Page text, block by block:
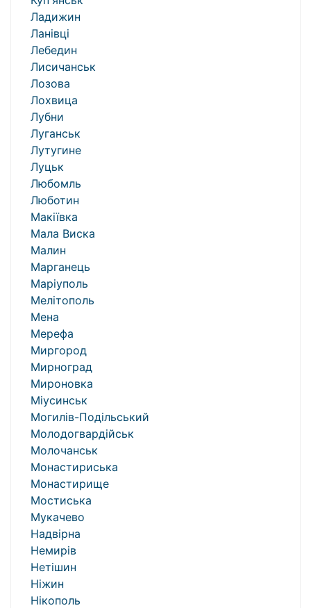
Ладижин
Ланівці
Лебедин
Лисичанськ
Лозова
Лохвица
Лубни
Луганськ
Лутугине
Луцьк
Любомль
Люботин
Макіївка
Мала Виска
Малин
Марганець
Маріуполь
Мелітополь
Мена
Мерефа
Миргород
Мирноград
Мироновка
Міусинськ
Могилів-Подільський
Молодогвардійськ
Молочанськ
Монастириська
Монастирище
Мостиська
Мукачево
Надвірна
Немирів
Нетішин
Ніжин
Нікополь